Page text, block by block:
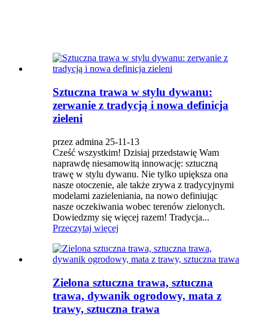
Sztuczna trawa w stylu dywanu:
zerwanie z tradycją i nowa definicja
zieleni
przez admina 25-11-13
Cześć wszystkim! Dzisiaj przedstawię Wam
naprawdę niesamowitą innowację: sztuczną
trawę w stylu dywanu. Nie tylko upiększa ona
nasze otoczenie, ale także zrywa z tradycyjnymi
modelami zazieleniania, na nowo definiując
nasze oczekiwania wobec terenów zielonych.
Dowiedzmy się więcej razem! Tradycja...
Przeczytaj więcej
Zielona sztuczna trawa, sztuczna
trawa, dywanik ogrodowy, mata z
trawy, sztuczna trawa